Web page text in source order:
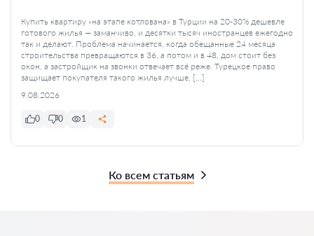
Купить квартиру «на этапе котлована» в Турции на 20-30% дешевле
готового жилья — заманчиво, и десятки тысяч иностранцев ежегодно
так и делают. Проблема начинается, когда обещанные 24 месяца
строительства превращаются в 36, а потом и в 48, дом стоит без
окон, а застройщик на звонки отвечает всё реже. Турецкое право
защищает покупателя такого жилья лучше, […]
9.08.2026
0 0 1
Ко всем статьям